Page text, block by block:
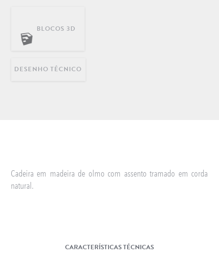
BLOCOS 3D
DESENHO TÉCNICO
Cadeira em madeira de olmo com assento tramado em corda
natural.
CARACTERÍSTICAS TÉCNICAS